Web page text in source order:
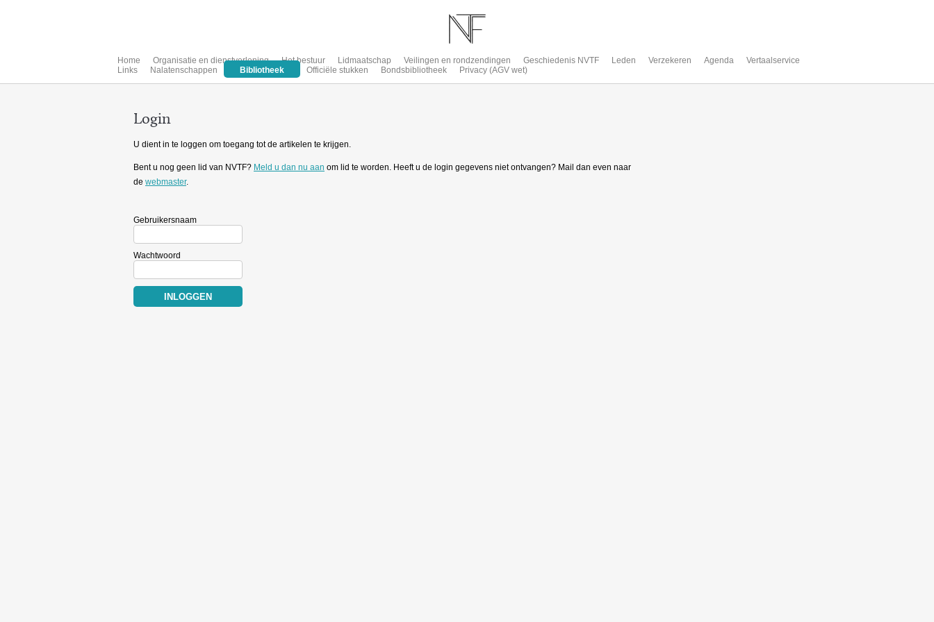
Home Organisatie en dienstverlening Het bestuur Lidmaatschap Veilingen en rondzendingen Geschiedenis NVTF Leden Verzekeren Agenda
Vertaalservice
Links
Nalatenschappen Bibliotheek Officiële stukken Bondsbibliotheek Privacy (AGV wet)
Login
U dient in te loggen om toegang tot de artikelen te krijgen.
Bent u nog geen lid van NVTF? Meld u dan nu aan om lid te worden. Heeft u de login gegevens niet ontvangen? Mail dan even naar
de webmaster.
Gebruikersnaam
Wachtwoord